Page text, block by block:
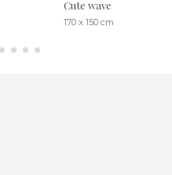
Cute wave
170 x 150 cm